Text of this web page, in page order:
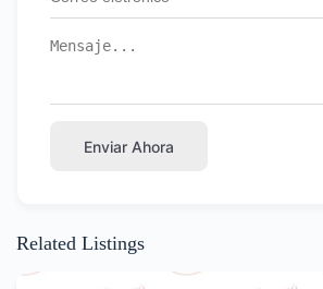
Enviar Ahora
Related Listings